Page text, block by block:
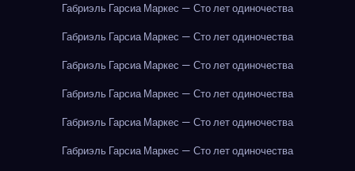
Габриэль Гарсиа Маркес — Сто лет одиночества
Габриэль Гарсиа Маркес — Сто лет одиночества
Габриэль Гарсиа Маркес — Сто лет одиночества
Габриэль Гарсиа Маркес — Сто лет одиночества
Габриэль Гарсиа Маркес — Сто лет одиночества
Габриэль Гарсиа Маркес — Сто лет одиночества